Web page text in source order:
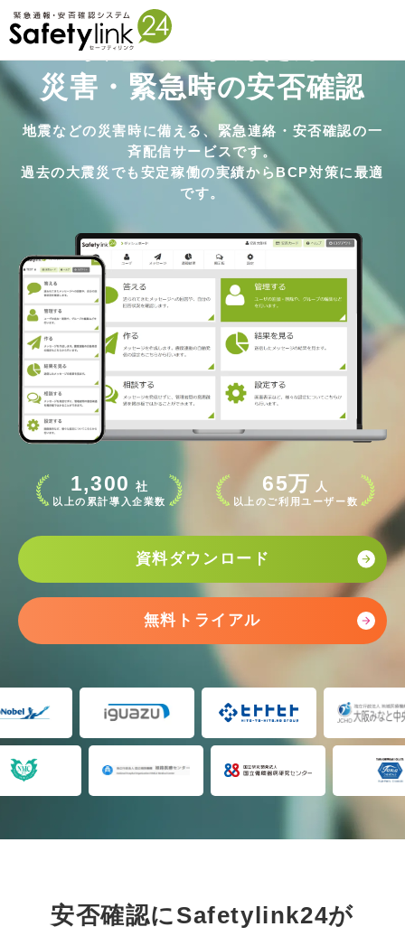
安心で、かんたん
災害・緊急時の安否確認
地震などの災害時に備える、緊急連絡・安否確認の一
斉配信サービスです。
過去の大震災でも安定稼働の実績からBCP対策に最適
です。
1,300 社
以上の累計導入企業数
65万 人
以上のご利用ユーザー数
資料ダウンロード
無料トライアル
安否確認にSafetylink24が